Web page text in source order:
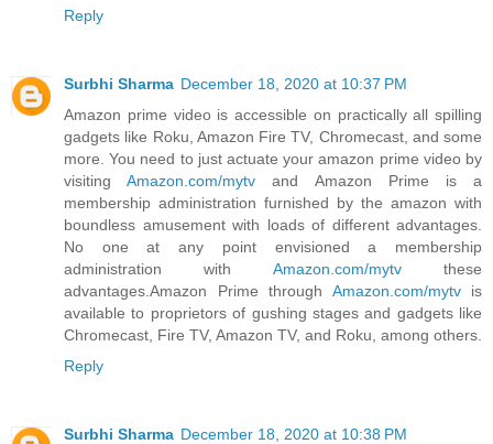
Reply
Surbhi Sharma December 18, 2020 at 10:37 PM
Amazon prime video is accessible on practically all spilling
gadgets like Roku, Amazon Fire TV, Chromecast, and some
more. You need to just actuate your amazon prime video by
visitingAmazon.com/mytv and Amazon Prime is a
membership administration furnished by the amazon with
boundless amusement with loads of different advantages.
No one at any point envisioned a membership
administration with Amazon.com/mytvthese
advantages.Amazon Prime through Amazon.com/mytvis
available to proprietors of gushing stages and gadgets like
Chromecast, Fire TV, Amazon TV, and Roku, among others.
Reply
Surbhi Sharma December 18, 2020 at 10:38 PM